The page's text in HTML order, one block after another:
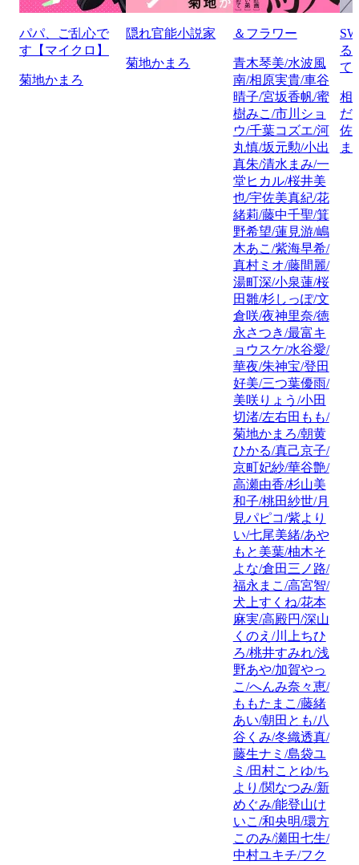
パパ、ご乱心で
す【マイクロ】
菊地かまろ
隠れ官能小説家
菊地かまろ
＆フラワー
青木琴美/水波風
南/相原実貴/車谷
晴子/宮坂香帆/蜜
樹みこ/市川ショ
ウ/千葉コズエ/河
丸慎/坂元勲/小出
真朱/清水まみ/一
堂ヒカル/桜井美
也/宇佐美真紀/花
緒莉/藤中千聖/箕
野希望/蓮見游/嶋
木あこ/紫海早希/
真村ミオ/藤間麗/
湯町深/小泉蓮/桜
田雛/杉しっぽ/文
倉咲/夜神里奈/徳
永さつき/最富キ
ョウスケ/水谷愛/
華夜/朱神宝/登田
好美/三つ葉優雨/
美咲りょう/小田
切渚/左右田もも/
菊地かまろ/朝黄
ひかる/真己京子/
京町妃紗/華谷艶/
高瀬由香/杉山美
和子/桃田紗世/月
見パピコ/紫より
い/七尾美緒/あや
もと美葉/柚木そ
よな/倉田三ノ路/
福永まこ/高宮智/
犬上すくね/花本
麻実/高殿円/深山
くのえ/川上ちひ
ろ/桃井すみれ/浅
野あや/加賀やっ
こ/へんみ奈々恵/
ももたまこ/藤緒
あい/朝田とも/八
谷くみ/冬織透真/
藤生ナミ/島袋ユ
ミ/田村ことゆ/ち
より/関なつみ/新
めぐみ/能登山け
いこ/和央明/環方
このみ/瀬田七生/
中村ユキチ/フク
る
て
相
だ
佐
ま